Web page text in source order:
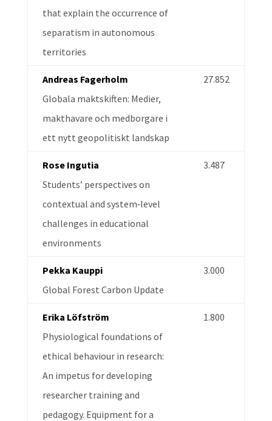
that explain the occurrence of
separatism in autonomous
territories
Andreas Fagerholm
Globala maktskiften: Medier,
makthavare och medborgare i
ett nytt geopolitiskt landskap
27.852
Rose Ingutia
Students’ perspectives on
contextual and system‑level
challenges in educational
environments
3.487
Pekka Kauppi
Global Forest Carbon Update
3.000
Erika Löfström
Physiological foundations of
ethical behaviour in research:
An impetus for developing
researcher training and
pedagogy. Equipment for a
1.800